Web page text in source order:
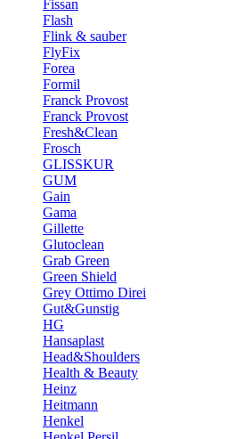
Fissan
Flash
Flink & sauber
FlyFix
Forea
Formil
Franck Provost
Franck Provost
Fresh&Clean
Frosch
GLISSKUR
GUM
Gain
Gama
Gillette
Glutoclean
Grab Green
Green Shield
Grey Ottimo Direi
Gut&Gunstig
HG
Hansaplast
Head&Shoulders
Health & Beauty
Heinz
Heitmann
Henkel